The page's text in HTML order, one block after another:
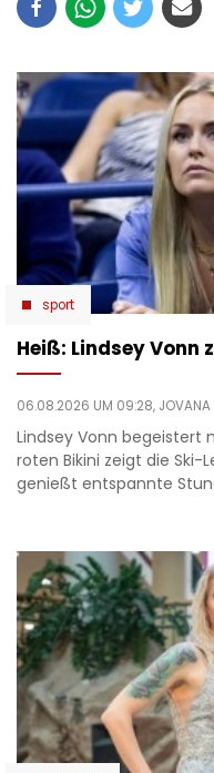
sport
Heiß: Lindsey
06.08.2026 UM 09:28, JOVANA
Lindsey Vonn begeistert
roten Bikini zeigt die Ski-
genießt entspannte